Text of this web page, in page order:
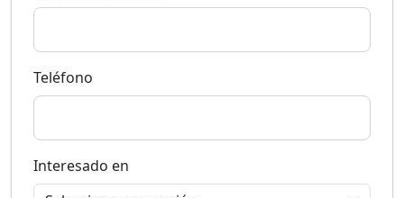
Teléfono
Interesado en